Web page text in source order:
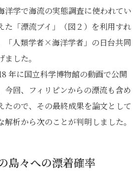
洋学で海流の実態調査に使われてい
た「漂流ブイ」（図２）を利用すれ
「人類学者×海洋学者」の日台共同
した。
年に国立科学博物館の動画で公開
今回、フィリピンからの漂流も含め
たので、その最終成果を論文として
析から次のことが判明しました。
島々への漂着確率